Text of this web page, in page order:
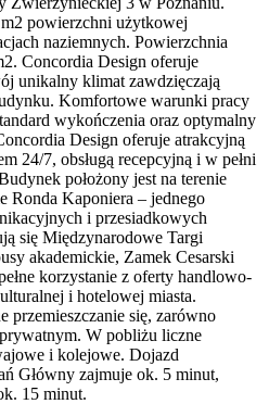
powierzchni użytkowej
naziemnych. Powierzchnia
Concordia Design oferuje
unikalny klimat zawdzięczają
Komfortowe warunki pracy
wykończenia oraz optymalny
Design oferuje atrakcyjną
24/7, obsługą recepcyjną i w pełni
położony jest na terenie
Ronda Kaponiera – jednego
i przesiadkowych
się Międzynarodowe Targi
akademickie, Zamek Cesarski
korzystanie z oferty handlowo-
i hotelowej miasta.
przemieszczanie się, zarówno
W pobliżu liczne
i kolejowe. Dojazd
Główny zajmuje ok. 5 minut,
15 minut.